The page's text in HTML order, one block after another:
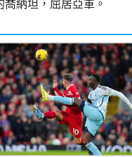
納坦，屈居亞軍。